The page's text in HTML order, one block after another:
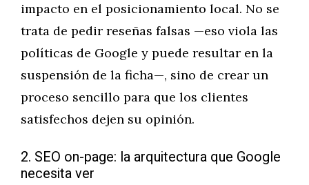
impacto en el posicionamiento local. No se
trata de pedir reseñas falsas —eso viola las
políticas de Google y puede resultar en la
suspensión de la ficha—, sino de crear un
proceso sencillo para que los clientes
satisfechos dejen su opinión.
2. SEO on-page: la arquitectura que Google
necesita ver